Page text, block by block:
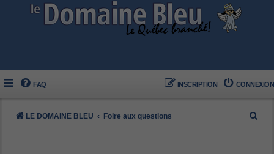
FAQ CONNEXION
INSCRIPTION
LE DOMAINE BLEU Foire aux questions